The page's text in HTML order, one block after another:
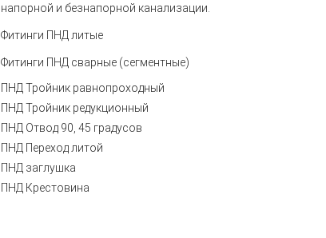
напорной и безнапорной канализации.
Фитинги ПНД литые
Фитинги ПНД сварные (сегментные)
ПНД Тройник равнопроходный
ПНД Тройник редукционный
ПНД Отвод 90, 45 градусов
ПНД Переход литой
ПНД заглушка
ПНД Крестовина